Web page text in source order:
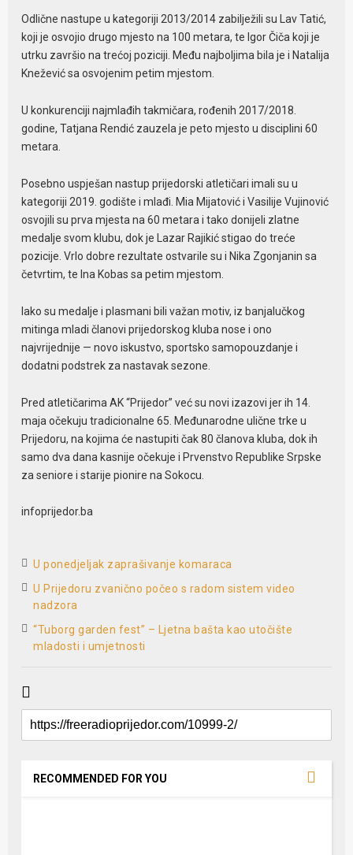
Odlične nastupe u kategoriji 2013/2014 zabilježili su Lav Tatić,
koji je osvojio drugo mjesto na 100 metara, te Igor Čiča koji je
utrku završio na trećoj poziciji. Među najboljima bila je i Natalija
Knežević sa osvojenim petim mjestom.
U konkurenciji najmlađih takmičara, rođenih 2017/2018.
godine, Tatjana Rendić zauzela je peto mjesto u disciplini 60
metara.
Posebno uspješan nastup prijedorski atletičari imali su u
kategoriji 2019. godište i mlađi. Mia Mijatović i Vasilije Vujinović
osvojili su prva mjesta na 60 metara i tako donijeli zlatne
medalje svom klubu, dok je Lazar Rajikić stigao do treće
pozicije. Vrlo dobre rezultate ostvarile su i Nika Zgonjanin sa
četvrtim, te Ina Kobas sa petim mjestom.
Iako su medalje i plasmani bili važan motiv, iz banjalučkog
mitinga mladi članovi prijedorskog kluba nose i ono
najvrijednije — novo iskustvo, sportsko samopouzdanje i
dodatni podstrek za nastavak sezone.
Pred atletičarima AK “Prijedor” već su novi izazovi jer ih 14.
maja očekuju tradicionalne 65. Međunarodne ulične trke u
Prijedoru, na kojima će nastupiti čak 80 članova kluba, dok ih
samo dva dana kasnije očekuje i Prvenstvo Republike Srpske
za seniore i starije pionire na Sokocu.
infoprijedor.ba
U ponedjeljak zaprašivanje komaraca
U Prijedoru zvanično počeo s radom sistem video
nadzora
“Tuborg garden fest” – Ljetna bašta kao utočište
mladosti i umjetnosti
RECOMMENDED FOR YOU